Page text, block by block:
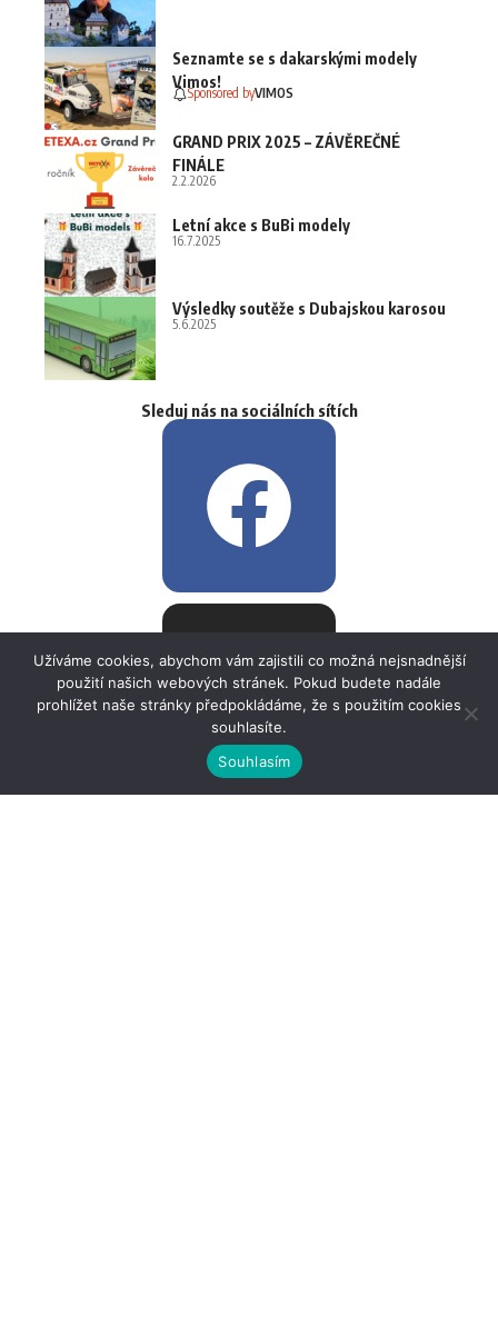
Seznamte se s dakarskými modely
Vimos!
Sponsored byVIMOS
GRAND PRIX 2025 – ZÁVĚREČNÉ
FINÁLE
2.2.2026
Letní akce s BuBi modely
16.7.2025
Výsledky soutěže s Dubajskou karosou
5.6.2025
Sleduj nás na sociálních sítích
Užíváme cookies, abychom vám zajistili co možná nejsnadnější
použití našich webových stránek. Pokud budete nadále
prohlížet naše stránky předpokládáme, že s použitím cookies
souhlasíte.
Souhlasím